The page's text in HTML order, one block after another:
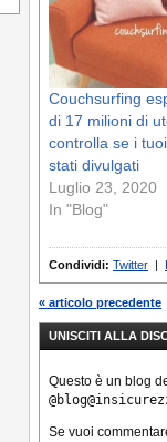
Couchsurfing
di 17 milioni di
controlla se i
stati divulgati
Luglio 23, 2020
In "Blog"
Condividi: Twitter |
« articolo precedente
UNISCITI ALLA
Questo è un blog
Se vuoi